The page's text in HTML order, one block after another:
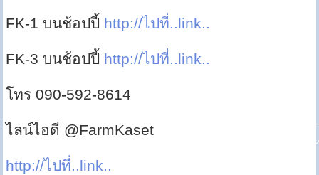
FK-1 บนช้อปปี้ http://ไปที่..link..
FK-3 บนช้อปปี้ http://ไปที่..link..
โทร 090-592-8614
ไลน์ไอดี @FarmKaset
http://ไปที่..link..